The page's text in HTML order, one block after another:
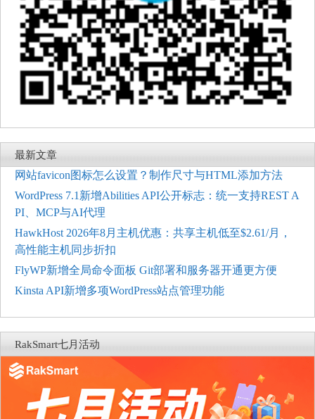
最新文章
网站favicon图标怎么设置？制作尺寸与HTML添加方法
WordPress 7.1新增Abilities API公开标志：统一支持REST A
PI、MCP与AI代理
HawkHost 2026年8月主机优惠：共享主机低至$2.61/月，
高性能主机同步折扣
FlyWP新增全局命令面板 Git部署和服务器开通更方便
Kinsta API新增多项WordPress站点管理功能
RakSmart七月活动